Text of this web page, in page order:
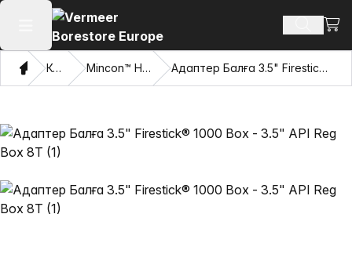
Негізгі мәзірді ашу Іздеу
Үй Каталог Mincon™ HDD балғалары Адаптер Балға 3.5" Firestick® 1000 Box - 3.5" API Reg Box 8T